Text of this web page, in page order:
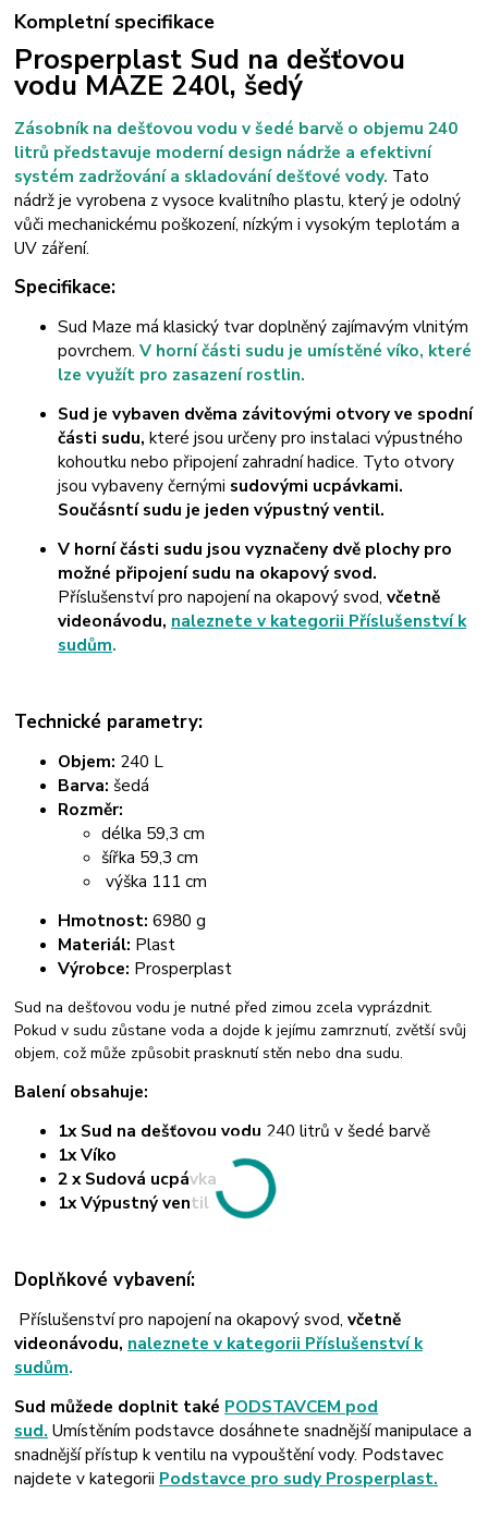
Kompletní specifikace
Prosperplast Sud na dešťovou
vodu MAZE 240l, šedý
Zásobník na dešťovou vodu v šedé barvě o objemu 240
litrů představuje moderní design nádrže a efektivní
systém zadržování a skladování dešťové vody. Tato
nádrž je vyrobena z vysoce kvalitního plastu, který je odolný
vůči mechanickému poškození, nízkým i vysokým teplotám a
UV záření.
Specifikace:
Sud Maze má klasický tvar doplněný zajímavým vlnitým
povrchem.V horní části sudu je umístěné víko, které
lze využít pro zasazení rostlin.
Sud je vybaven dvěma závitovými otvory ve spodní
části sudu, které jsou určeny pro instalaci výpustného
kohoutku nebo připojení zahradní hadice. Tyto otvory
jsou vybaveny černými sudovými ucpávkami.
Součásntí sudu je jeden výpustný ventil.
V horní části sudu jsou vyznačeny dvě plochy pro
možné připojení sudu na okapový svod.
Příslušenství pro napojení na okapový svod, včetně
videonávodu, naleznete v kategorii Příslušenství k
sudům.
Technické parametry:
Objem: 240 L
Barva: šedá
Rozměr:
délka 59,3 cm
šířka 59,3 cm
výška 111 cm
Hmotnost:6980 g
Materiál: Plast
Výrobce: Prosperplast
Sud na dešťovou vodu je nutné před zimou zcela vyprázdnit.
Pokud v sudu zůstane voda a dojde k jejímu zamrznutí, zvětší svůj
objem, což může způsobit prasknutí stěn nebo dna sudu.
Balení obsahuje:
1x Sud na dešťovou vodu 240 litrů v šedé barvě
1x Víko
2 x Sudová ucpávka
1x Výpustný ventil
Doplňkové vybavení:
Příslušenství pro napojení na okapový svod, včetně
videonávodu, naleznete v kategorii Příslušenství k
sudům.
Sud můžede doplnit také PODSTAVCEM pod
sud. Umístěním podstavce dosáhnete snadnější manipulace a
snadnější přístup k ventilu na vypouštění vody. Podstavec
najdete v kategorii Podstavce pro sudy Prosperplast.